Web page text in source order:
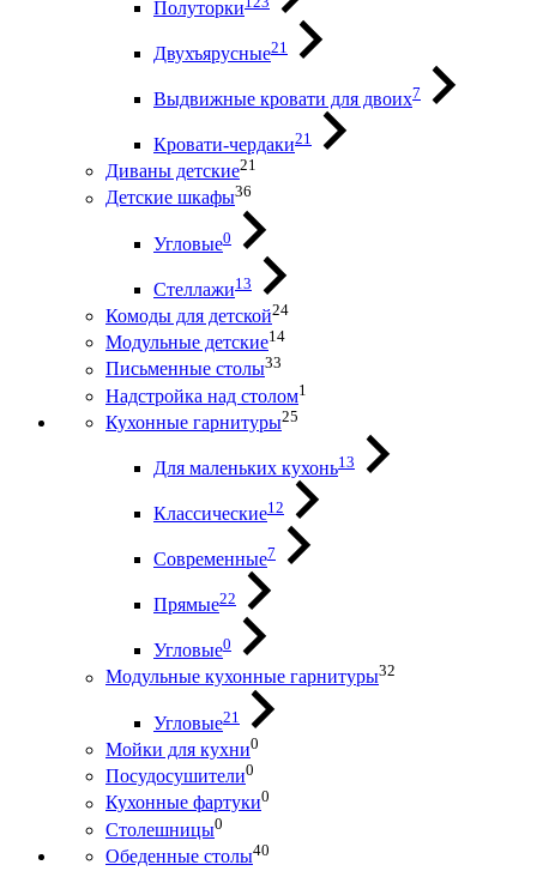
Полуторки
Двухъярусные21
Выдвижные кровати для двоих7
Кровати-чердаки21
Диваны детские21
Детские шкафы36
Угловые0
Стеллажи13
Комоды для детской24
Модульные детские14
Письменные столы33
Надстройка над столом1
Кухонные гарнитуры25
Для маленьких кухонь13
Классические12
Современные7
Прямые22
Угловые0
Модульные кухонные гарнитуры32
Угловые21
Мойки для кухни0
Посудосушители0
Кухонные фартуки0
Столешницы0
Обеденные столы40